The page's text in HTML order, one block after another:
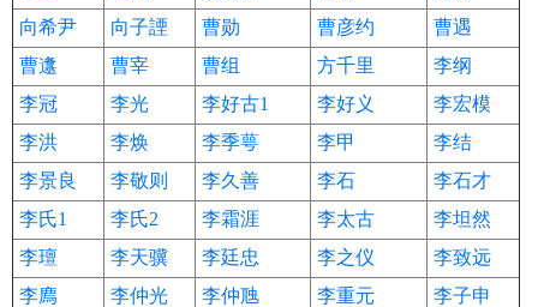
向希尹
向子諲 曹勋 曹彦约
曹遇
曹邍
曹宰 曹组 方千里
李纲
李冠
李光 李好古1 李好义
李宏模
李洪
李焕 李季萼 李甲
李结
李景良
李敬则 李久善 李石
李石才
李氏1
李氏2 李霜涯 李太古
李坦然
李璮
李天骥 李廷忠 李之仪
李致远
李廌
李仲光 李仲虺 李重元
李子申